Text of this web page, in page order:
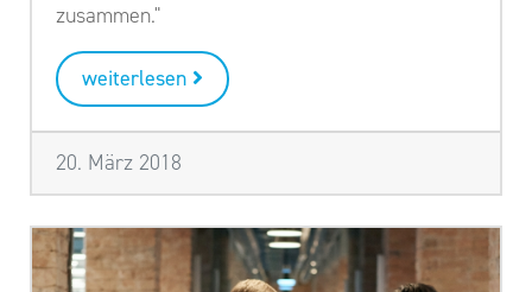
zusammen."
weiterlesen
20. März 2018